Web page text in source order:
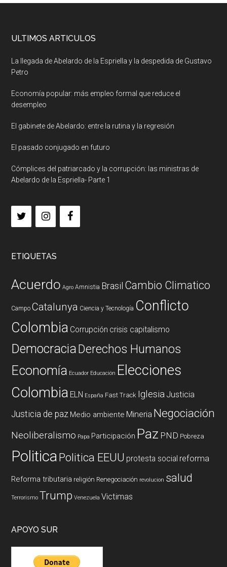
ULTIMOS ARTICULOS
La llegada de Abelardo de la Espriella y la despedida de Gustavo
Petro
Economía popular: más empleo formal que reduce el
desempleo
El gabinete de Abelardo: entre la rutina y la regresión
El pasado conjugado en futuro
Cómplices del patriarcado y la corrupción: las ministras de
Abelardo de la Espriella- Parte 1
ETIQUETAS
Acuerdo Agro Amnistia Brasil Cambio Climatico
Campo Catalunya Ciencia y Tecnología Conflicto
Colombia Corrupción crisis capitalismo
DemocraciaDerechos Humanos
Economía Ecuador Educación Elecciones
Colombia ELN España Fast Track Iglesia Justicia
Justicia de paz Medio ambiente Mineria Negociación
Neoliberalismo Papa Participación Paz PND Pobreza
PoliticaPolitica EEUU protesta social reforma
Reforma tributaria religión Renegociación revolucion salud
Terrorismo Trump Venezuela Victimas
APOYO SUR